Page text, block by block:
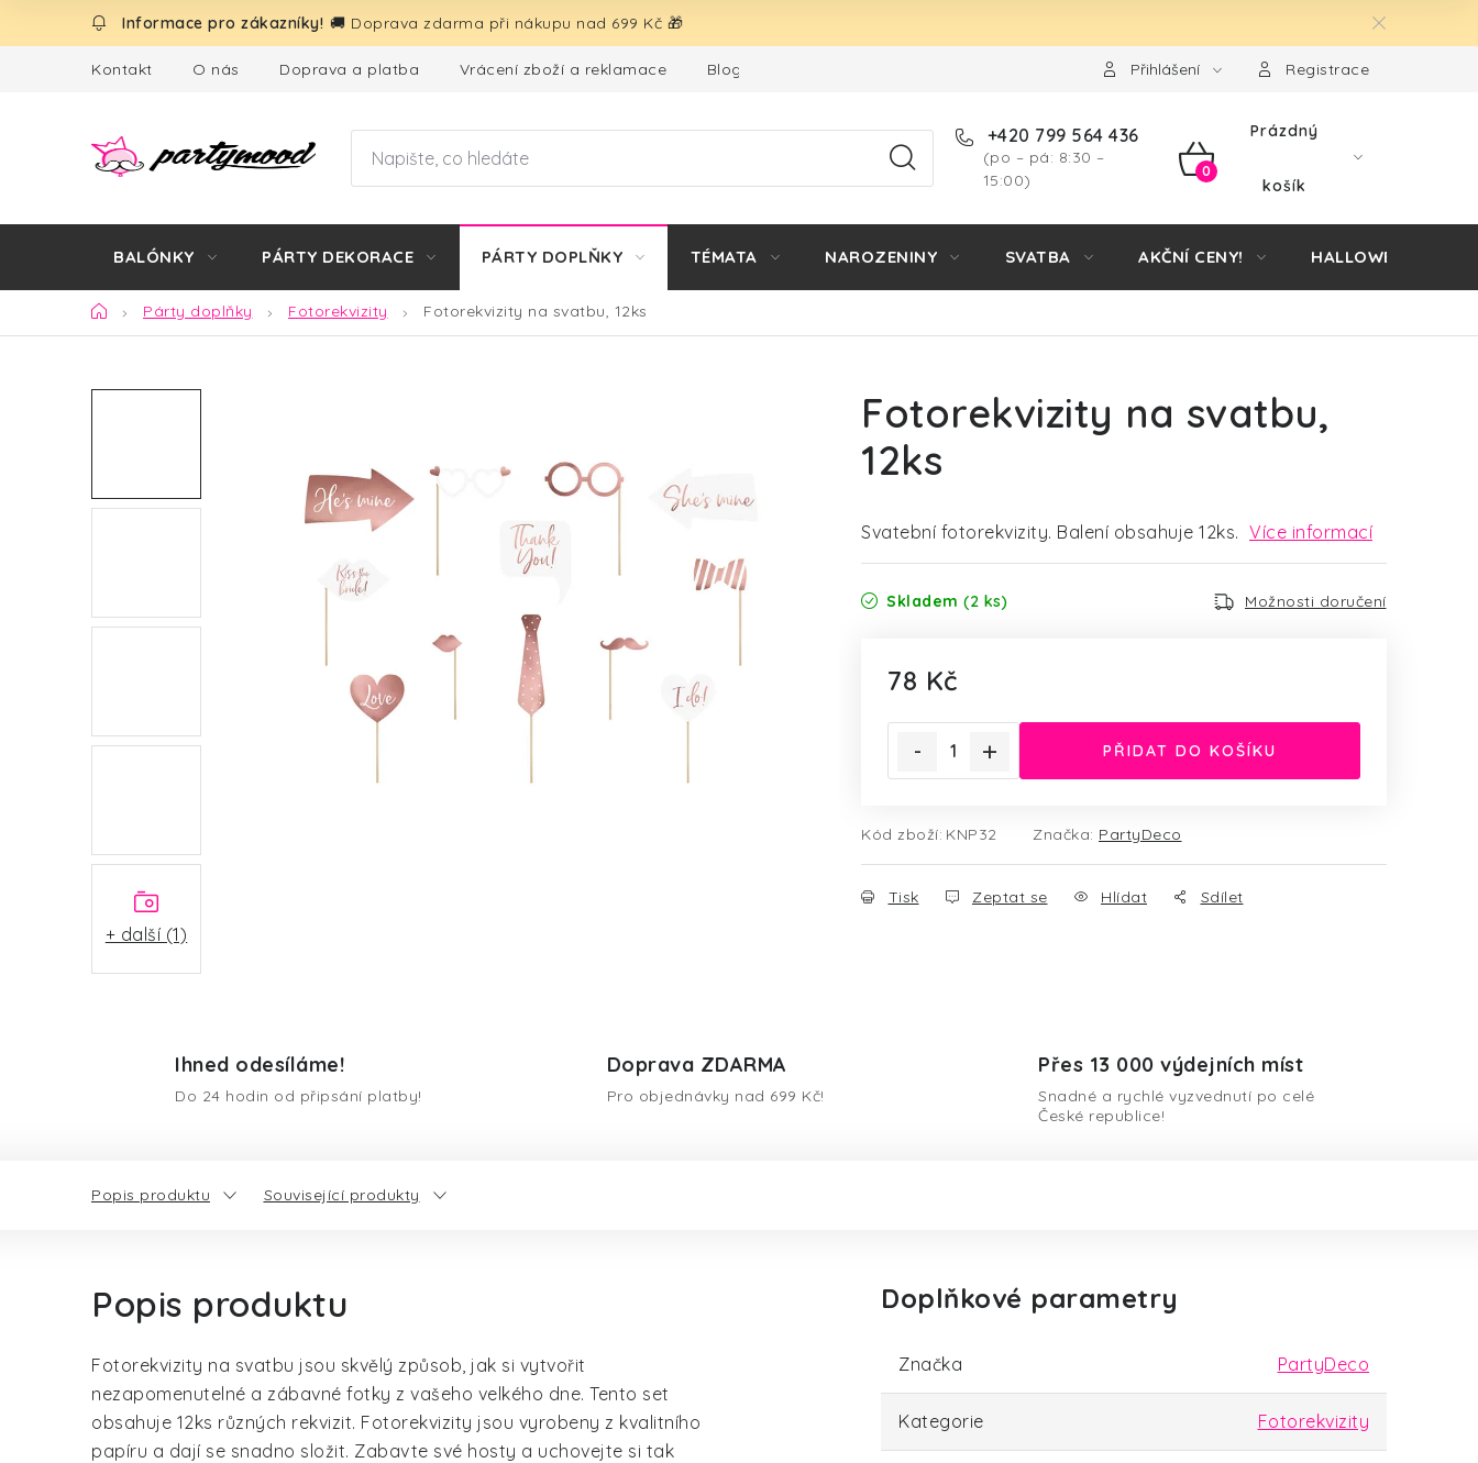
🚚 Doprava zdarma při nákupu nad 699 Kč 🎁
Kontakt O nás Doprava a platba Vrácení zboží a reklamace Blog Přihlášení Registrace
+420 799 564 436
(po – pá: 8:30 –
15:00)
NÁKUPNÍ
Prázdný
košík
BALÓNKY PÁRTY DEKORACE PÁRTY DOPLŇKY TÉMATA NAROZENINY SVATBA AKČNÍ CENY! HALLOWEEN
DomůPárty doplňky Fotorekvizity Fotorekvizity na svatbu, 12ks
+ další (1)
Fotorekvizity na svatbu,
12ks
Svatební fotorekvizity. Balení obsahuje 12ks. Více informací
Skladem (2 ks) Možnosti doručení
78 Kč
PŘIDAT DO KOŠÍKU
Kód zboží: KNP32 Značka: PartyDeco
Tisk Zeptat se Hlídat Sdílet
Ihned odesíláme!
Do 24 hodin od připsání platby!
Doprava ZDARMA
Pro objednávky nad 699 Kč!
Přes 13 000 výdejních míst
Snadné a rychlé vyzvednutí po celé
České republice!
Popis produktu Související produkty
Popis produktu
Fotorekvizity na svatbu jsou skvělý způsob, jak si vytvořit
nezapomenutelné a zábavné fotky z vašeho velkého dne. Tento set
obsahuje 12ks různých rekvizit. Fotorekvizity jsou vyrobeny z kvalitního
papíru a dají se snadno složit. Zabavte své hosty a uchovejte si tak
Doplňkové parametry
Značka PartyDeco
Kategorie Fotorekvizity